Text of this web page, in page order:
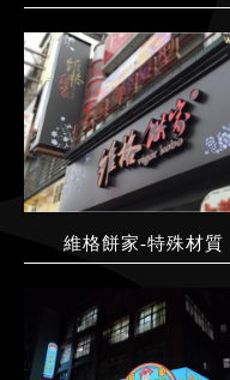
維格餅家-特殊材質